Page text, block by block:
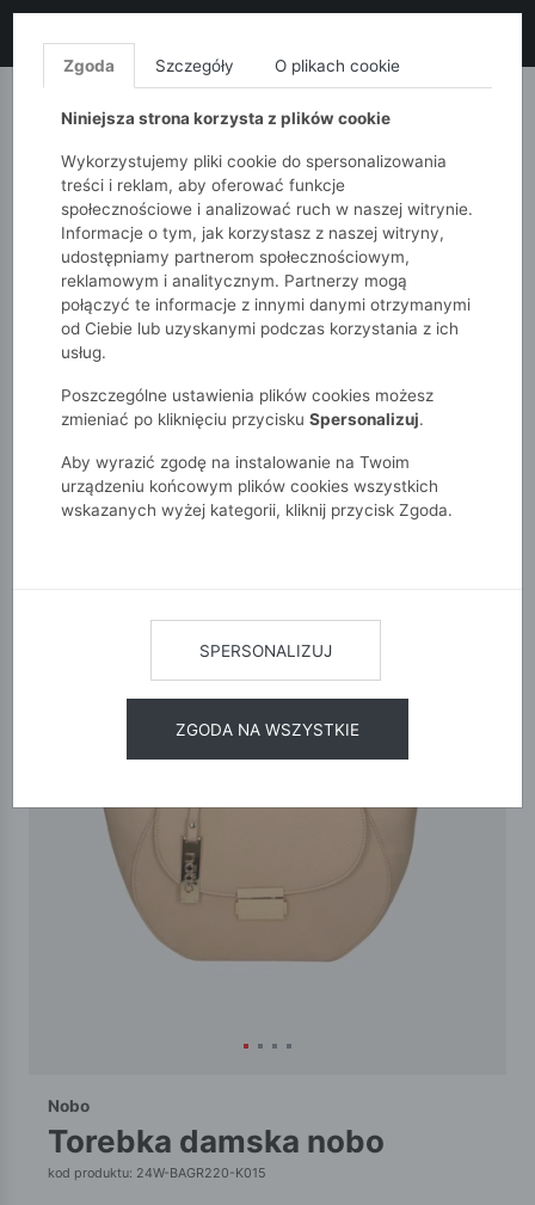
MONNARI QUIOSQUE
51015kids Akcesoria Torebka damska Nobo
Nobo
torebka damska nobo
kod produktu: 24W-BAGR220-K015
Zgoda Szczegóły O plikach cookie
Niniejsza strona korzysta z plików cookie
Wykorzystujemy pliki cookie do spersonalizowania
treści i reklam, aby oferować funkcje
społecznościowe i analizować ruch w naszej witrynie.
Informacje o tym, jak korzystasz z naszej witryny,
udostępniamy partnerom społecznościowym,
reklamowym i analitycznym. Partnerzy mogą
połączyć te informacje z innymi danymi otrzymanymi
od Ciebie lub uzyskanymi podczas korzystania z ich
usług.
Poszczególne ustawienia plików cookies możesz
zmieniać po kliknięciu przycisku Spersonalizuj.
Aby wyrazić zgodę na instalowanie na Twoim
urządzeniu końcowym plików cookies wszystkich
wskazanych wyżej kategorii, kliknij przycisk Zgoda.
SPERSONALIZUJ
ZGODA NA WSZYSTKIE